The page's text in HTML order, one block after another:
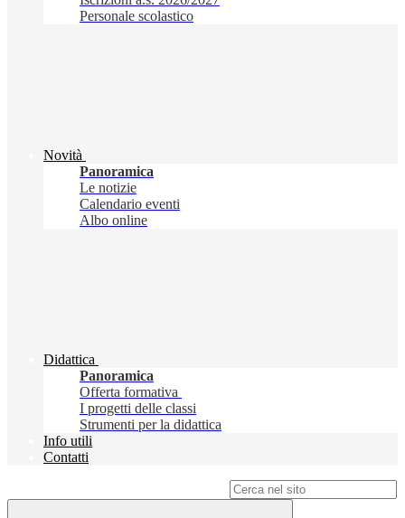
Personale scolastico
Novità
Panoramica
Le notizie
Calendario eventi
Albo online
Didattica
Panoramica
Offerta formativa
I progetti delle classi
Strumenti per la didattica
Info utili
Contatti